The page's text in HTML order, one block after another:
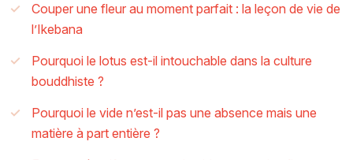
Couper une fleur au moment parfait : la leçon de vie de
l’Ikebana
Pourquoi le lotus est-il intouchable dans la culture
bouddhiste ?
Pourquoi le vide n’est-il pas une absence mais une
matière à part entière ?